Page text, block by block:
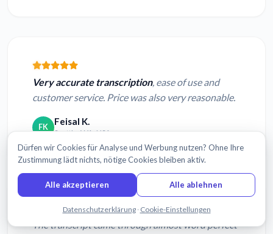
Very accurate transcription, ease of use and
customer service. Price was also very reasonable.
FK Feisal K.
Seattle, WA, USA
The transcript came through almost word perfect
Chatten Sie mit uns
Dürfen wir Cookies für Analyse und Werbung nutzen? Ohne Ihre
Zustimmung lädt nichts, nötige Cookies bleiben aktiv.
Alle akzeptieren Alle ablehnen
Datenschutzerklärung · Cookie-Einstellungen